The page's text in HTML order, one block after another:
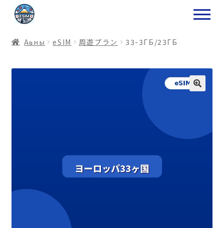
ナ
ビ
ー
ョ
コ
ン
ン
ス
Аҩны еSIM 周遊プラン 33-3ГБ/23ГБ